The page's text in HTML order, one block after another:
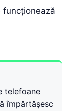
funcționează
telefoane
împărtășesc